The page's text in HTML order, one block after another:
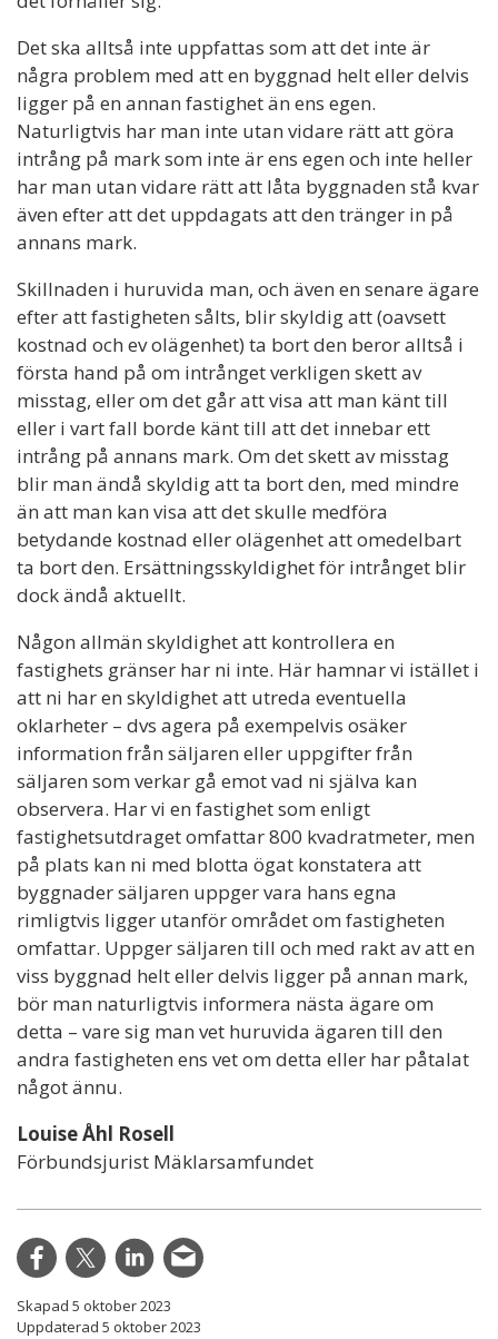
Det ska alltså inte uppfattas som att det inte är
några problem med att en byggnad helt eller delvis
ligger på en annan fastighet än ens egen.
Naturligtvis har man inte utan vidare rätt att göra
intrång på mark som inte är ens egen och inte heller
har man utan vidare rätt att låta byggnaden stå kvar
även efter att det uppdagats att den tränger in på
annans mark.
Skillnaden i huruvida man, och även en senare ägare
efter att fastigheten sålts, blir skyldig att (oavsett
kostnad och ev olägenhet) ta bort den beror alltså i
första hand på om intrånget verkligen skett av
misstag, eller om det går att visa att man känt till
eller i vart fall borde känt till att det innebar ett
intrång på annans mark. Om det skett av misstag
blir man ändå skyldig att ta bort den, med mindre
än att man kan visa att det skulle medföra
betydande kostnad eller olägenhet att omedelbart
ta bort den. Ersättningsskyldighet för intrånget blir
dock ändå aktuellt.
Någon allmän skyldighet att kontrollera en
fastighets gränser har ni inte. Här hamnar vi istället i
att ni har en skyldighet att utreda eventuella
oklarheter – dvs agera på exempelvis osäker
information från säljaren eller uppgifter från
säljaren som verkar gå emot vad ni själva kan
observera. Har vi en fastighet som enligt
fastighetsutdraget omfattar 800 kvadratmeter, men
på plats kan ni med blotta ögat konstatera att
byggnader säljaren uppger vara hans egna
rimligtvis ligger utanför området om fastigheten
omfattar. Uppger säljaren till och med rakt av att en
viss byggnad helt eller delvis ligger på annan mark,
bör man naturligtvis informera nästa ägare om
detta – vare sig man vet huruvida ägaren till den
andra fastigheten ens vet om detta eller har påtalat
något ännu.
Louise Åhl Rosell
Förbundsjurist Mäklarsamfundet
Skapad 5 oktober 2023
Uppdaterad 5 oktober 2023